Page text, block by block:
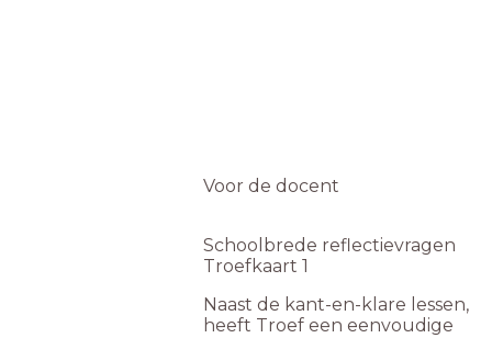
Voor de docent
Schoolbrede reflectievragen
Troefkaart 1
Naast de kant-en-klare lessen,
heeft Troef een eenvoudige